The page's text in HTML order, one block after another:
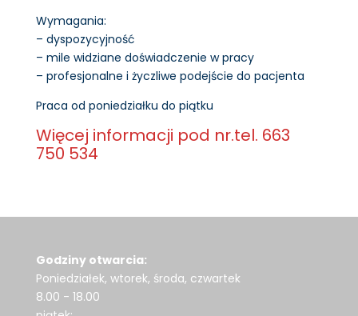
Wymagania:
– dyspozycyjność
– mile widziane doświadczenie w pracy
– profesjonalne i życzliwe podejście do pacjenta
Praca od poniedziałku do piątku
Więcej informacji pod nr.tel. 663
750 534
Godziny otwarcia:
Poniedziałek, wtorek, środa, czwartek
8.00 - 18.00